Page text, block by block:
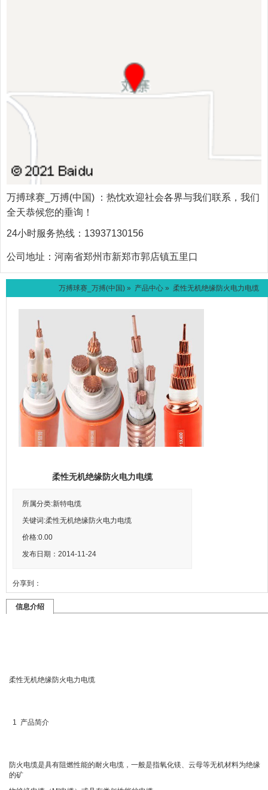
万搏球赛_万搏(中国)
：热忱欢迎社会各界与我们联系，我们
全天恭候您的垂询！
24小时服务热线： 13937130156
公司地址： 河南省郑州市新郑市郭店镇五里口
万搏球赛_万搏(中国) » 产品中心 » 柔性无机绝缘防火电力电缆
柔性无机绝缘防火电力电缆
所属分类:新特电缆
关键词:柔性无机绝缘防火电力电缆
价格:0.00
发布日期：2014-11-24
分享到：
信息介绍
柔性无机绝缘防火电力电缆
1 产品简介
防火电缆是具有阻燃性能的耐火电缆，一般是指氧化镁、云母等无机材料为绝缘
的矿